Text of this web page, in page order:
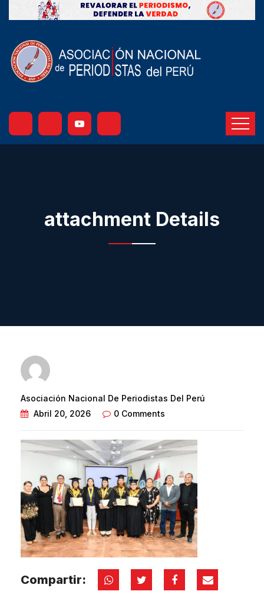
attachment Details
Asociación Nacional De Periodistas Del Perú
Abril 20, 2026
0 Comments
Compartir: